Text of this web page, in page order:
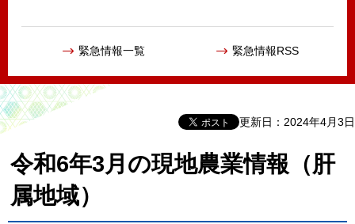
緊急情報一覧 緊急情報RSS
更新日：2024年4月3日
令和6年3月の現地農業情報（肝
属地域）